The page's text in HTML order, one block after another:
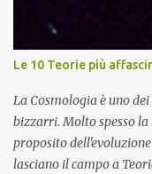
Le 10 Teorie più
La Cosmologia è uno
bizzarri. Molto spesso
proposito
lasciano il campo a